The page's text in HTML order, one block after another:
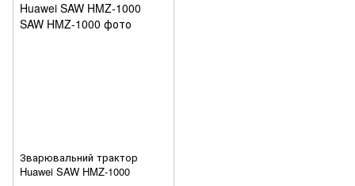
Зварювальний трактор
Huawei SAW HMZ-1000